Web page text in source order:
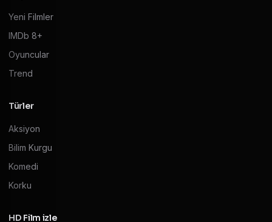
Yeni Filmler
IMDb 8+
Oyuncular
Trend
Türler
Aksiyon
Bilim Kurgu
Komedi
Korku
HD Film izle